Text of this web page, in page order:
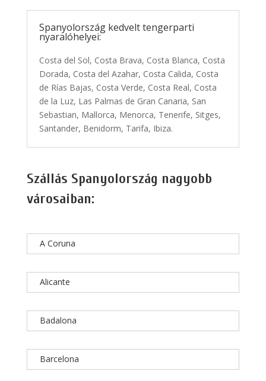
Spanyolország kedvelt tengerparti
nyaralóhelyei:
Costa del Sol, Costa Brava, Costa Blanca, Costa
Dorada, Costa del Azahar, Costa Calida, Costa
de Rías Bajas, Costa Verde, Costa Real, Costa
de la Luz, Las Palmas de Gran Canaria, San
Sebastian, Mallorca, Menorca, Tenerife, Sitges,
Santander, Benidorm, Tarifa, Ibiza.
Szállás Spanyolország nagyobb
városaiban:
A Coruna
Alicante
Badalona
Barcelona